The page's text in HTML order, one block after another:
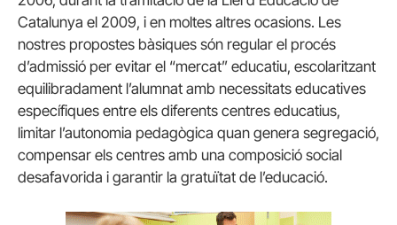
Catalunya el 2009, i en moltes altres ocasions. Les
nostres propostes bàsiques són regular el procés
d’admissió per evitar el “mercat” educatiu, escolaritzant
equilibradament l’alumnat amb necessitats educatives
específiques entre els diferents centres educatius,
limitar l’autonomia pedagògica quan genera segregació,
compensar els centres amb una composició social
desafavorida i garantir la gratuïtat de l’educació.